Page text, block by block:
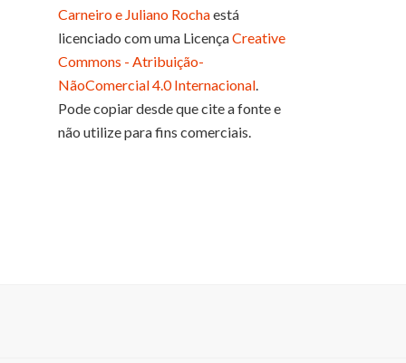
Carneiro e Juliano Rochaestá
licenciado com uma LicençaCreative
Commons - Atribuição-
NãoComercial 4.0 Internacional.
Pode copiar desde que cite a fonte e
não utilize para fins comerciais.